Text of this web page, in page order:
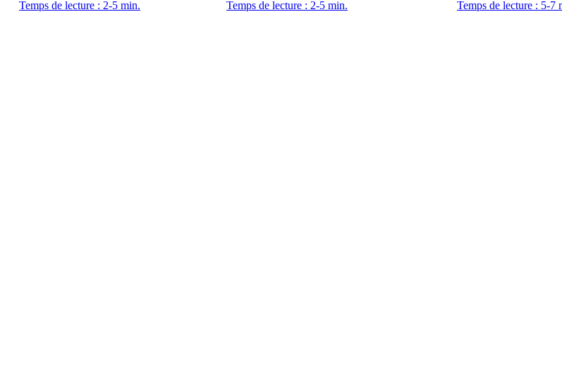
Temps de lecture : 2-5 min. Temps de lecture : 2-5 min. Temps de lecture : 5-7